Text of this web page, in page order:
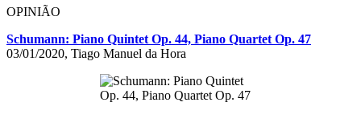
OPINIÃO
Schumann: Piano Quintet Op. 44, Piano Quartet Op. 47
03/01/2020, Tiago Manuel da Hora